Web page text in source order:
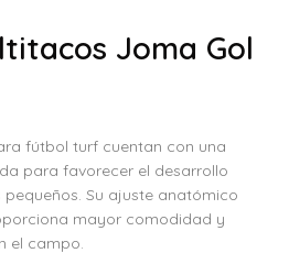
Joma Gol
fútbol turf cuentan con una
para favorecer el desarrollo
Su ajuste anatómico
mayor comodidad y
el campo.